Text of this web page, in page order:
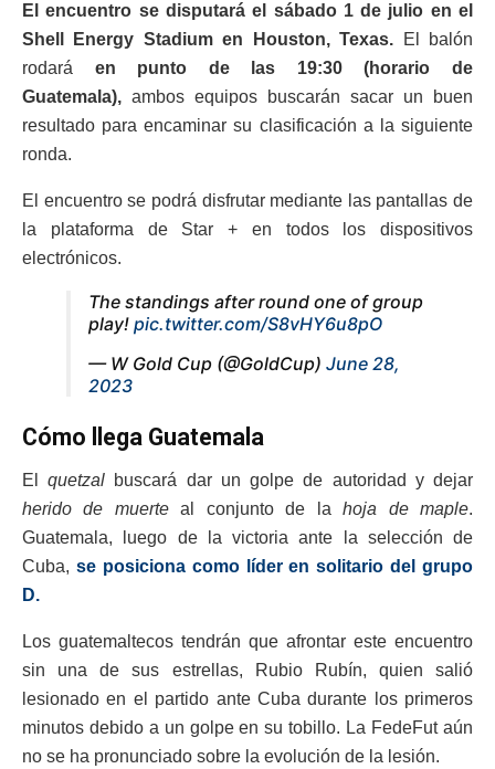
El encuentro se disputará el sábado 1 de julio en el
Shell Energy Stadium en Houston, Texas. El balón
rodará en punto de las 19:30 (horario de
Guatemala), ambos equipos buscarán sacar un buen
resultado para encaminar su clasificación a la siguiente
ronda.
El encuentro se podrá disfrutar mediante las pantallas de
la plataforma de Star + en todos los dispositivos
electrónicos.
The standings after round one of group
play! pic.twitter.com/S8vHY6u8pO
— W Gold Cup (@GoldCup) June 28,
2023
Cómo llega Guatemala
Elquetzal buscará dar un golpe de autoridad y dejar
herido de muerteal conjunto de lahoja de maple.
Guatemala, luego de la victoria ante la selección de
Cuba, se posiciona como líder en solitario del grupo
D.
Los guatemaltecos tendrán que afrontar este encuentro
sin una de sus estrellas, Rubio Rubín, quien salió
lesionado en el partido ante Cuba durante los primeros
minutos debido a un golpe en su tobillo. La FedeFut aún
no se ha pronunciado sobre la evolución de la lesión.